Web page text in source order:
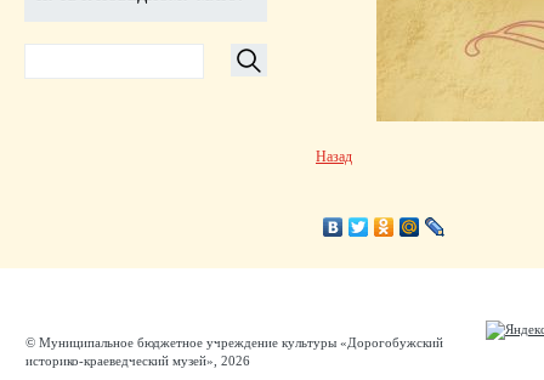
Назад
© Муниципальное бюджетное учреждение культуры «Дорогобужский
историко-краеведческий музей», 2026